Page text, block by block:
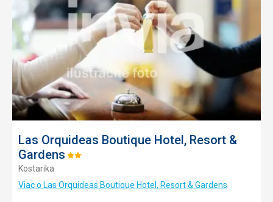
Las Orquideas Boutique Hotel, Resort &
Gardens Hodnotenie:
Kostarika
Viac o Las Orquideas Boutique Hotel, Resort & Gardens